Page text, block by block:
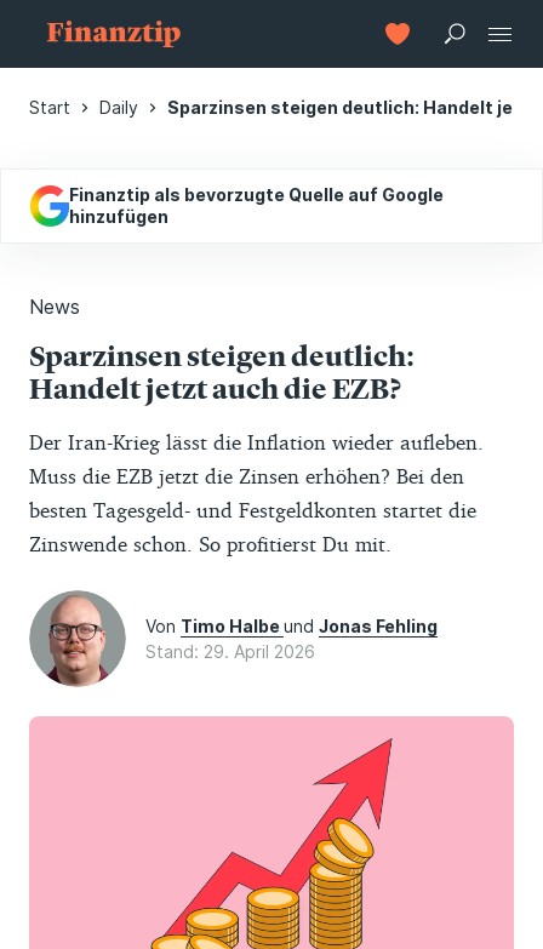
Start Daily Sparzinsen steigen deutlich: Handelt jetzt
Finanztip als bevorzugte Quelle auf Google
hinzufügen
News
Sparzinsen steigen deutlich:
Handelt jetzt auch die EZB?
Der Iran-Krieg lässt die Inflation wieder aufleben.
Muss die EZB jetzt die Zinsen erhöhen? Bei den
besten Tagesgeld- und Festgeldkonten startet die
Zinswende schon. So profitierst Du mit.
Von Timo Halbeund Jonas Fehling
Stand: 29. April 2026